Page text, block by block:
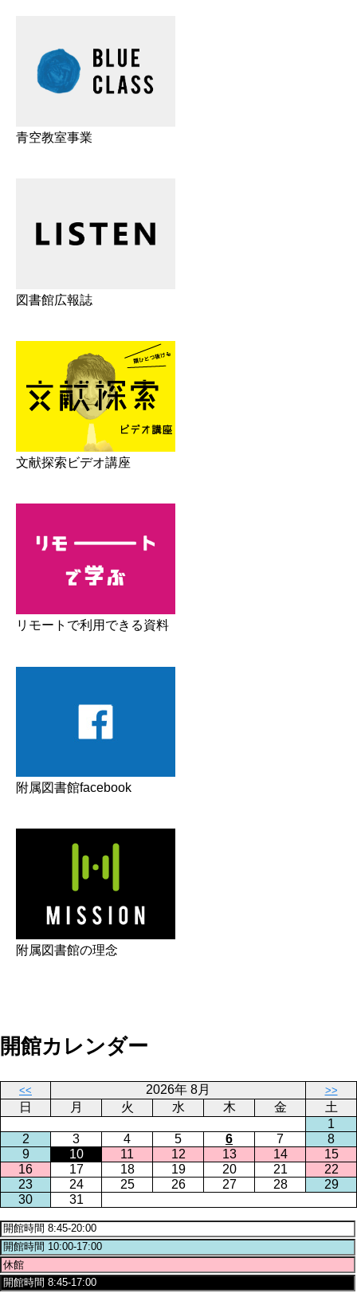
青空教室事業
図書館広報誌
文献探索ビデオ講座
リモートで利用できる資料
附属図書館facebook
附属図書館の理念
開館カレンダー
<< 2026年 8月 >>
日 月 火 水 木 金
土
1
2
3 4 5 6 7
8
9
10 11 12 13 14
15
16
17 18 19 20 21
22
23
24 25 26 27 28
29
30
31